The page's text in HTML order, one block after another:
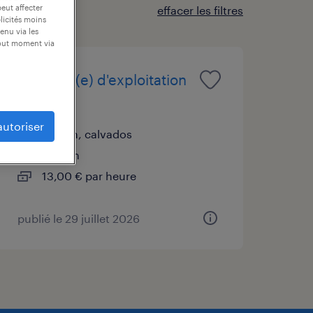
effacer les filtres
assistant(e) d'exploitation
verson, calvados
intérim
13,00 € par heure
publié le 29 juillet 2026
affecter
moins
via les
moment via